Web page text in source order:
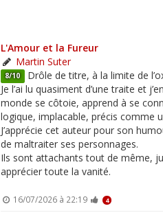
L'Amour et la Fureur
Martin Suter
8/10 Drôle de titre, à la limite de
Je l’ai lu quasiment d’une traite et
monde se côtoie, apprend à se
logique, implacable, précis comme
J’apprécie cet auteur pour son
de maltraiter ses personnages.
Ils sont attachants tout de même,
apprécier toute la vanité.
16/07/2026 à 22:19 4